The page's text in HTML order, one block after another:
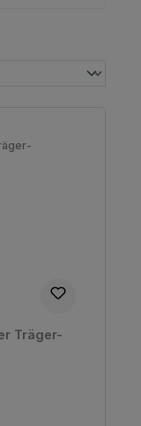
Träger-